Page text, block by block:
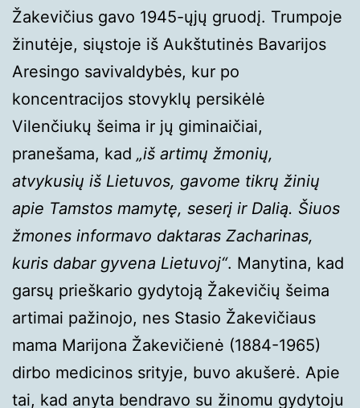
Žakevičius gavo 1945-ųjų gruodį. Trumpoje
žinutėje, siųstoje iš Aukštutinės Bavarijos
Aresingo savivaldybės, kur po
koncentracijos stovyklų persikėlė
Vilenčiukų šeima ir jų giminaičiai,
pranešama, kad „iš artimų žmonių,
atvykusių iš Lietuvos, gavome tikrų žinių
apie Tamstos mamytę, seserį ir Dalią. Šiuos
žmones informavo daktaras Zacharinas,
kuris dabar gyvena Lietuvoj“. Manytina, kad
garsų prieškario gydytoją Žakevičių šeima
artimai pažinojo, nes Stasio Žakevičiaus
mama Marijona Žakevičienė (1884-1965)
dirbo medicinos srityje, buvo akušerė. Apie
tai, kad anyta bendravo su žinomu gydytoju